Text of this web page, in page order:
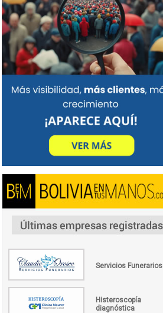
Servicios Funerarios
Histeroscopía
diagnóstica